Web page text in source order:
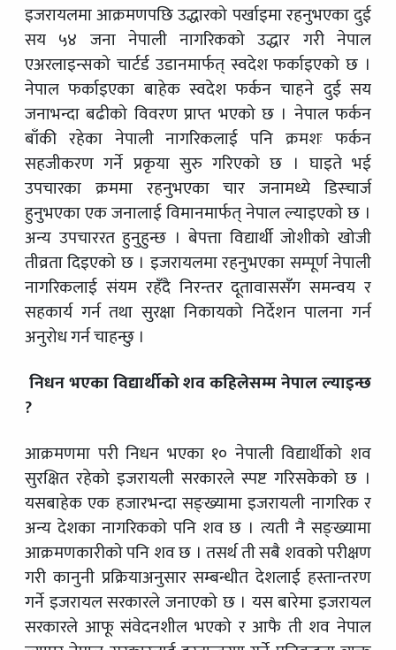
इजरायलमा आक्रमणपछि उद्धारको पर्खाइमा रहनुभएका दुई
सय ५४ जना नेपाली नागरिकको उद्धार गरी नेपाल
एअरलाइन्सको चार्टर्ड उडानमार्फत् स्वदेश फर्काइएको छ ।
नेपाल फर्काइएका बाहेक स्वदेश फर्कन चाहने दुई सय
जनाभन्दा बढीको विवरण प्राप्त भएको छ । नेपाल फर्कन
बाँकी रहेका नेपाली नागरिकलाई पनि क्रमशः फर्कन
सहजीकरण गर्ने प्रकृया सुरु गरिएको छ । घाइते भई
उपचारका क्रममा रहनुभएका चार जनामध्ये डिस्चार्ज
हुनुभएका एक जनालाई विमानमार्फत् नेपाल ल्याइएको छ ।
अन्य उपचाररत हुनुहुन्छ । बेपत्ता विद्यार्थी जोशीको खोजी
तीव्रता दिइएको छ । इजरायलमा रहनुभएका सम्पूर्ण नेपाली
नागरिकलाई संयम रहँदै निरन्तर दूतावाससँग समन्वय र
सहकार्य गर्न तथा सुरक्षा निकायको निर्देशन पालना गर्न
अनुरोध गर्न चाहन्छु ।
निधन भएका विद्यार्थीको शव कहिलेसम्म नेपाल ल्याइन्छ
?
आक्रमणमा परी निधन भएका १० नेपाली विद्यार्थीको शव
सुरक्षित रहेको इजरायली सरकारले स्पष्ट गरिसकेको छ ।
यसबाहेक एक हजारभन्दा सङ्ख्यामा इजरायली नागरिक र
अन्य देशका नागरिकको पनि शव छ । त्यती नै सङ्ख्यामा
आक्रमणकारीको पनि शव छ । तसर्थ ती सबै शवको परीक्षण
गरी कानुनी प्रक्रियाअनुसार सम्बन्धीत देशलाई हस्तान्तरण
गर्ने इजरायल सरकारले जनाएको छ । यस बारेमा इजरायल
सरकारले आफू संवेदनशील भएको र आफै ती शव नेपाल